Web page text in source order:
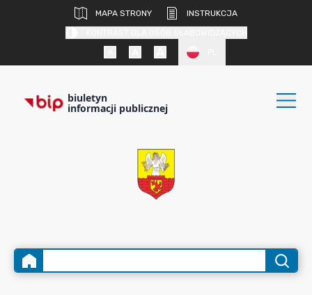
MAPA STRONY
INSTRUKCJA
biuletyn
informacji publicznej